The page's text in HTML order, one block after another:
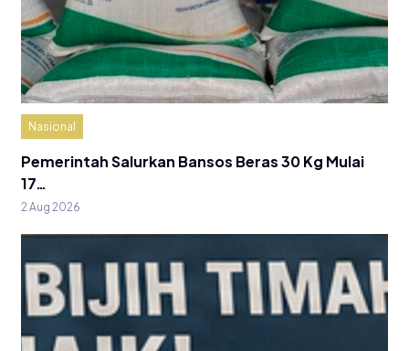
Nasional
Pemerintah Salurkan Bansos Beras 30 Kg Mulai
17…
2 Aug 2026